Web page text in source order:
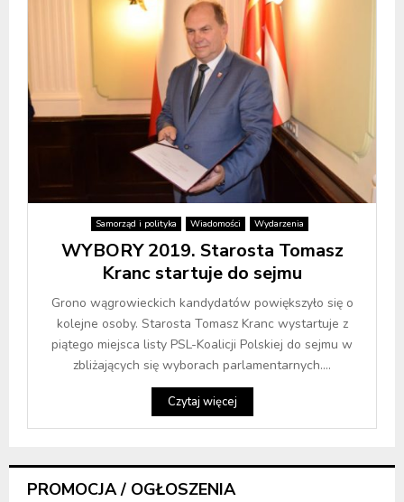
Samorząd i polityka Wiadomości Wydarzenia
WYBORY 2019. Starosta Tomasz
Kranc startuje do sejmu
Grono wągrowieckich kandydatów powiększyło się o
kolejne osoby. Starosta Tomasz Kranc wystartuje z
piątego miejsca listy PSL-Koalicji Polskiej do sejmu w
zbliżających się wyborach parlamentarnych....
Czytaj więcej
PROMOCJA / OGŁOSZENIA